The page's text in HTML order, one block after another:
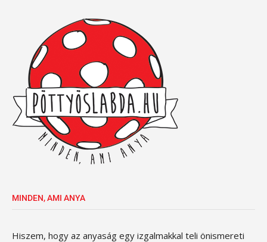
MINDEN, AMI ANYA
Hiszem, hogy az anyaság egy izgalmakkal teli önismereti